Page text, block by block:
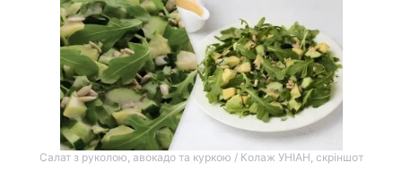
Салат з руколою, авокадо та куркою / Колаж УНІАН, скріншот